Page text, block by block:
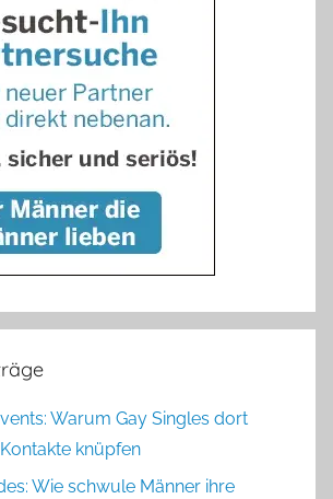
Warum Gay Singles dort
knüpfen
Wie schwule Männer ihre